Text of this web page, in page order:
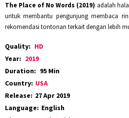
The Place of No Words (2019) adalah
untuk membantu pengunjung membaca
rekomendasi tontonan terkait dengan lebih
Quality: HD
Year: 2019
Duration: 95 Min
Country: USA
Release: 27 Apr 2019
Language: English